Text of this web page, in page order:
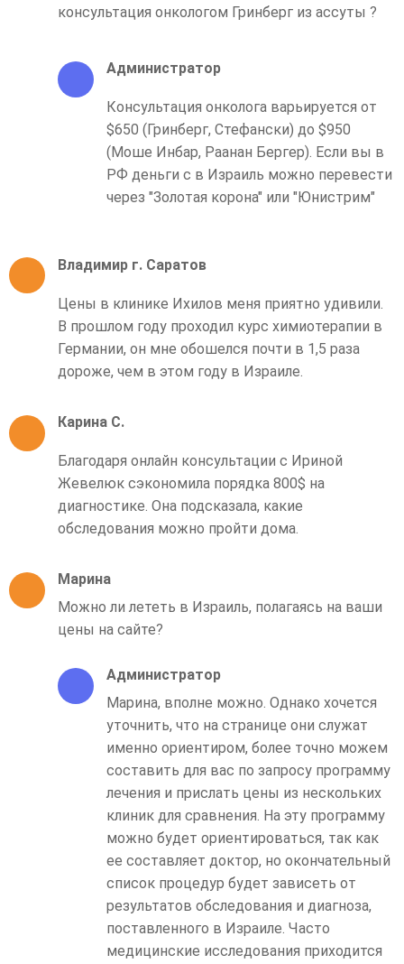
консультация онкологом Гринберг из ассуты ?
Администратор
Консультация онколога варьируется от
$650 (Гринберг, Стефански) до $950
(Моше Инбар, Раанан Бергер). Если вы в
РФ деньги с в Израиль можно перевести
через "Золотая корона" или "Юнистрим"
Владимир г. Саратов
Цены в клинике Ихилов меня приятно удивили.
В прошлом году проходил курс химиотерапии в
Германии, он мне обошелся почти в 1,5 раза
дороже, чем в этом году в Израиле.
Карина С.
Благодаря онлайн консультации с Ириной
Жевелюк сэкономила порядка 800$ на
диагностике. Она подсказала, какие
обследования можно пройти дома.
Марина
Можно ли лететь в Израиль, полагаясь на ваши
цены на сайте?
Администратор
Марина, вполне можно. Однако хочется
уточнить, что на странице они служат
именно ориентиром, более точно можем
составить для вас по запросу программу
лечения и прислать цены из нескольких
клиник для сравнения. На эту программу
можно будет ориентироваться, так как
ее составляет доктор, но окончательный
список процедур будет зависеть от
результатов обследования и диагноза,
поставленного в Израиле. Часто
медицинские исследования приходится